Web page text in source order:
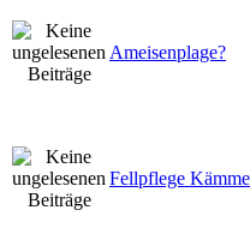
Ameisenplage?
Fellpflege